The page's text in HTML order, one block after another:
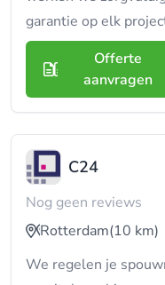
garantie op elk
Offerte
aanvragen
C24
Nog geen reviews
Rotterdam(10 km)
We regelen je